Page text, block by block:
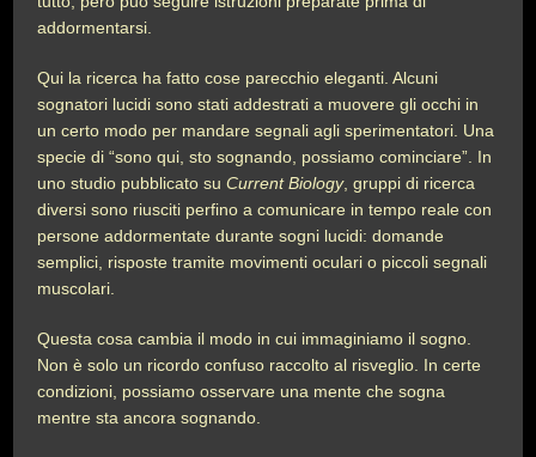
addormentarsi.
Qui la ricerca ha fatto cose parecchio eleganti. Alcuni
sognatori lucidi sono stati addestrati a muovere gli occhi in
un certo modo per mandare segnali agli sperimentatori. Una
specie di “sono qui, sto sognando, possiamo cominciare”. In
uno studio pubblicato suCurrent Biology, gruppi di ricerca
diversi sono riusciti perfino a comunicare in tempo reale con
persone addormentate durante sogni lucidi: domande
semplici, risposte tramite movimenti oculari o piccoli segnali
muscolari.
Questa cosa cambia il modo in cui immaginiamo il sogno.
Non è solo un ricordo confuso raccolto al risveglio. In certe
condizioni, possiamo osservare una mente che sogna
mentre sta ancora sognando.